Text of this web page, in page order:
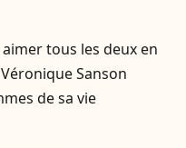
aimer tous les deux en
Sanson
de sa vie